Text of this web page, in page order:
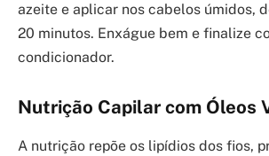
azeite e aplicar nos cabelos úmidos,
20 minutos. Enxágue bem e finalize
condicionador.
Nutrição Capilar com Óleos
A nutrição repõe os lipídios dos fios,